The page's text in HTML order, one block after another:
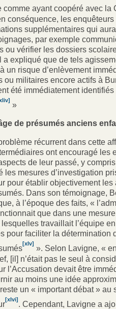
ayant coopéré avec la
conséquence, les enquêteurs
supplémentaires qui
par exemple
ou vérifier les dossiers
a expliqué que de tels
un risque d’enlèvement
ou militaires encore actifs à
été immédiatement identifiés
»
de présumés anciens
récurrent dans cette
ont encouragé les
de leur passé, y
les mesures d’investigation
pour établir objectivement les
Dans son témoignage,
à l’époque des faits, «
que dans une
travaillait l’équipe
pour faciliter la détermination
[xlv] ». Selon Lavigne, «
[il] n’était pas le seul à
l’Accusation devait être
au moins une idée
un « important débat » au
[xlvi]
. Cependant, Lavigne a